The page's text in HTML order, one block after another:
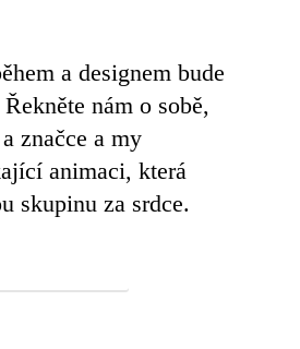
a designem bude
nám o sobě,
značce a my
animaci, která
skupinu za srdce.